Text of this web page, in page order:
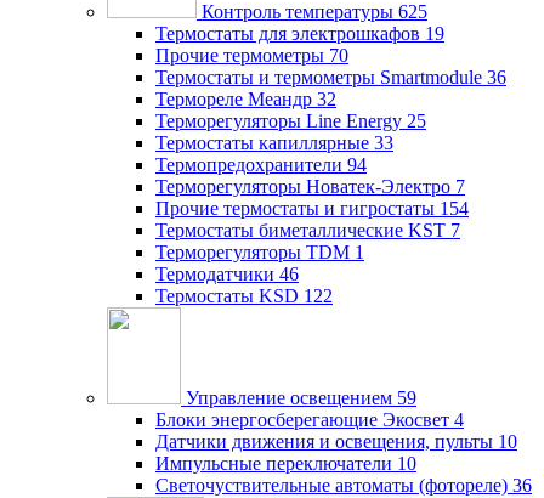
Контроль температуры 625
Термостаты для электрошкафов 19
Прочие термометры 70
Термостаты и термометры Smartmodule 36
Термореле Меандр 32
Терморегуляторы Line Energy 25
Термостаты капиллярные 33
Термопредохранители 94
Терморегуляторы Новатек-Электро 7
Прочие термостаты и гигростаты 154
Термостаты биметаллические KST 7
Терморегуляторы TDM 1
Термодатчики 46
Термостаты KSD 122
Управление освещением 59
Блоки энергосберегающие Экосвет 4
Датчики движения и освещения, пульты 10
Импульсные переключатели 10
Светочуствительные автоматы (фотореле) 36